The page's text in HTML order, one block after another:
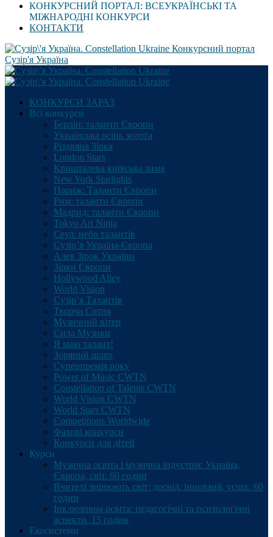
КОНКУРСНИЙ ПОРТАЛ: ВСЕУКРАЇНСЬКІ ТА
МІЖНАРОДНІ КОНКУРСИ
КОНТАКТИ
Конкурсний портал
Сузір'я Україна
КОНКУРСИ ЗАРАЗ
Всі конкурси
Берлін: таланти Європи
Українська осінь золота
Різдвяна Зірка
London Stars
Кришталева київська зима
New York Starlights
Париж: Таланти Європи
Рим: таланти Європи
Мадрид: таланти Європи
Tokyo Art Ninja
Сеул: небо талантів
Сузір’я Україна-Європа
Алея Зірок України
Зірки Європи
Hollywood Alley
World Vision
Сузір’я Талантів
Творча Сотня
Музичний вітер
Сила Музики
Я маю талант!
Зоряний шлях
Суперпремія року
Power of Music CWTN
Constellation of Talents CWTN
World Vision CWTN
World Stars CWTN
Competitions Worldwide
Фахові конкурси
Конкурси для дітей
Курси
Музична освіта і музична індустрія: Україна,
Європа, світ. 60 годин
Вчителі змінюють світ: досвід, інновації, успіх. 60
годин
Інклюзивна освіта: педагогічні та психологічні
аспекти. 15 годин
Екосистеми